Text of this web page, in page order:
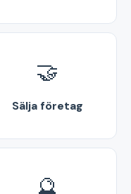
🤝
Sälja företag
🔮